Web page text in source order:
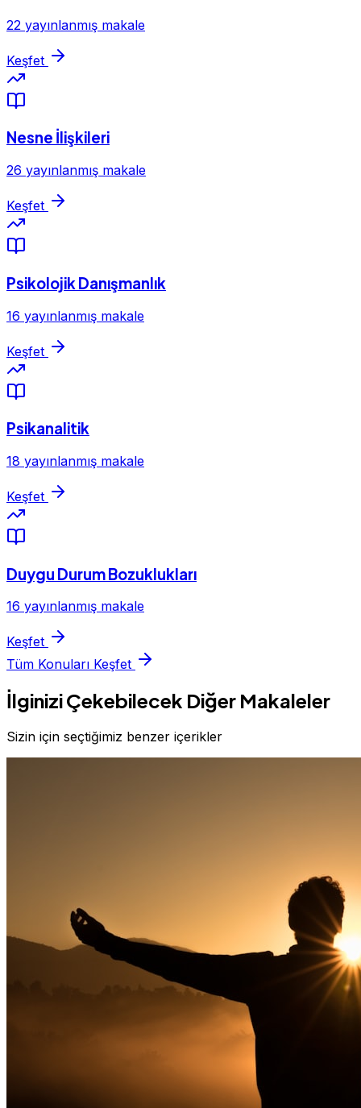
22 yayınlanmış makale
Keşfet
Nesne İlişkileri
26 yayınlanmış makale
Keşfet
Psikolojik Danışmanlık
16 yayınlanmış makale
Keşfet
Psikanalitik
18 yayınlanmış makale
Keşfet
Duygu Durum Bozuklukları
16 yayınlanmış makale
Keşfet
Tüm Konuları Keşfet
İlginizi Çekebilecek Diğer Makaleler
Sizin için seçtiğimiz benzer içerikler